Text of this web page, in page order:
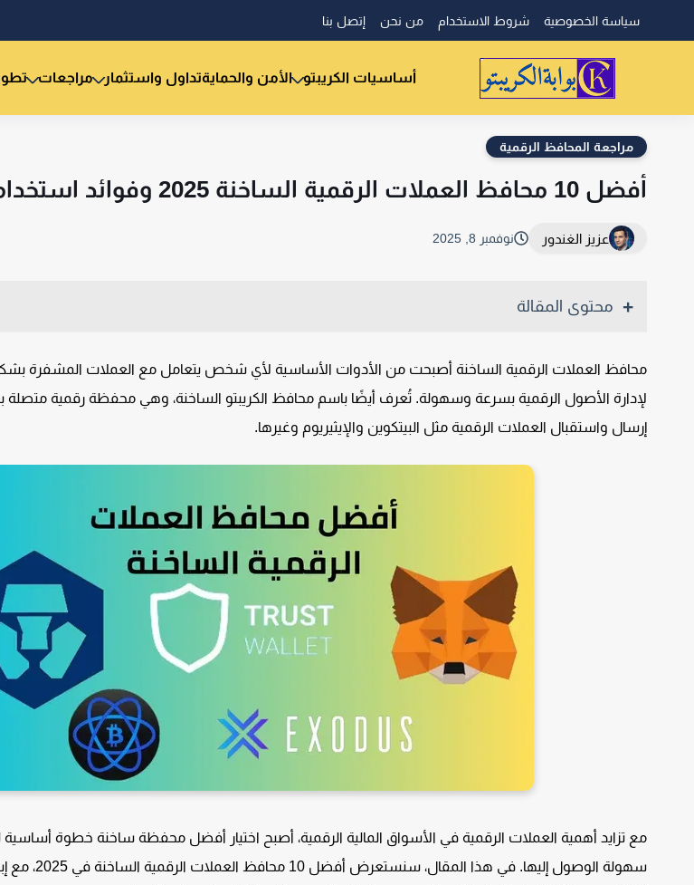
سياسة الخصوصية شروط الاستخدام من نحن إتصل بنا
أساسيات الكريبتو الأمن والحمايةتداول واستثمار مراجعات
مراجعة المحافظ الرقمية
أفضل 10 محافظ العملات الرقمية الساخنة 2025 وفوائد استخدامها
عزيز الغندور نوفمبر 8, 2025
محتوى المقالة
محافظ العملات الرقمية الساخنة أصبحت من الأدوات الأساسية لأي شخص يتعامل مع العملات المشفرة
لإدارة الأصول الرقمية بسرعة وسهولة. تُعرف أيضًا باسم محافظ الكريبتو الساخنة، وهي محفظة رقمية متصلة
إرسال واستقبال العملات الرقمية مثل البيتكوين والإيثيريوم وغيرها.
مع تزايد أهمية العملات الرقمية في الأسواق المالية الرقمية، أصبح اختيار أفضل محفظة ساخنة خطوة
سهولة الوصول إليها. في